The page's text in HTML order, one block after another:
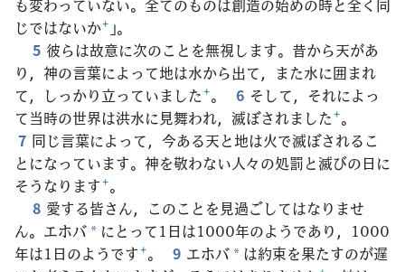
も変わっていない。全てのものは創造の始めの時と全く同
じではないか+ 」。
5 彼らは故意に次のことを無視します。昔から天があ
り，神の言葉によって地は水から出て，また水に囲まれ
て，しっかり立っていました+。 6 そして，それによっ
て当時の世界は洪水に見舞われ，滅ぼされました+。
7 同じ言葉によって，今ある天と地は火で滅ぼされるこ
とになっています。神を敬わない人々の処罰と滅びの日に
そうなります+。
8 愛する皆さん，このことを見過ごしてはなりませ
ん。エホバ * にとって1日は1000年のようであり，1000
年は1日のようです+。 9 エホバ * は約束を果たすのが遅